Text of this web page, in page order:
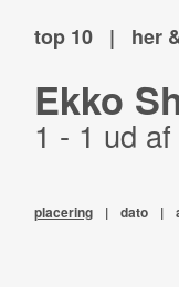
top 10 | her
Ekko
1 - 1 ud
placering | dato |